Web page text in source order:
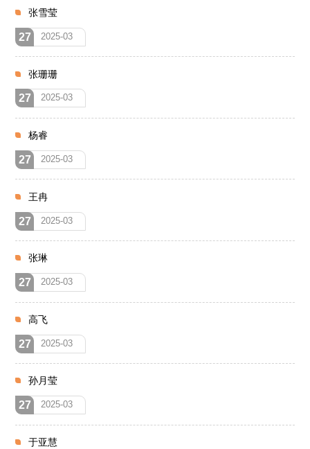
张雪莹
27 2025-03
张珊珊
27 2025-03
杨睿
27 2025-03
王冉
27 2025-03
张琳
27 2025-03
高飞
27 2025-03
孙月莹
27 2025-03
于亚慧